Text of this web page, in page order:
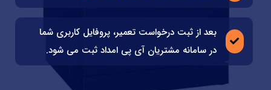
بعد از ثبت درخواست تعمیر، پروفایل کاربری شما
در سامانه مشتریان آی پی امداد ثبت می شود.